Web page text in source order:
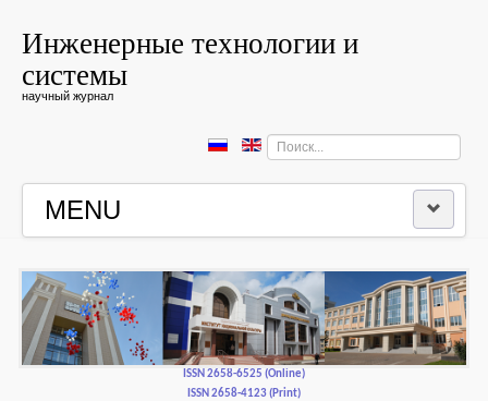
Инженерные технологии и
системы
научный журнал
Искать...
MENU
РЕДКОЛЛЕГИЯ
РЕДАКЦИОННАЯ ПОЛИТИКА И ЭТИКА
ISSN 2658-6525 (Online)
ISSN 2658-4123 (Print)